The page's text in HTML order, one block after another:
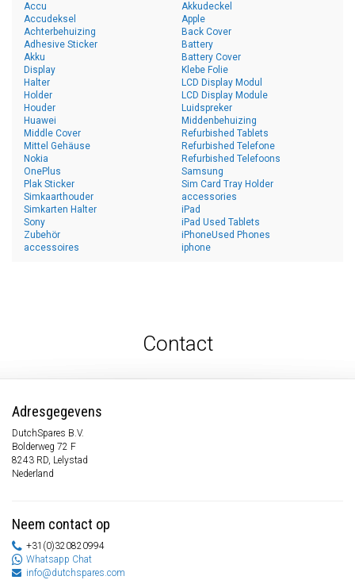
Accu
Accudeksel
Achterbehuizing
Adhesive Sticker
Akku
Akkudeckel
Apple
Back Cover
Battery
Battery Cover
Display
Halter
Holder
Houder
Huawei
Klebe Folie
LCD Display Modul
LCD Display Module
Luidspreker
Middenbehuizing
Middle Cover
Mittel Gehäuse
Nokia
OnePlus
Plak Sticker
Refurbished Tablets
Refurbished Telefone
Refurbished Telefoons
Samsung
Sim Card Tray Holder
Simkaarthouder
Simkarten Halter
Sony
Zubehör
accessoires
accessories
iPad
iPad Used Tablets
iPhoneUsed Phones
iphone
Contact
Adresgegevens
DutchSpares B.V.
Bolderweg 72 F
8243 RD, Lelystad
Nederland
Neem contact op
+31(0)320820994
Whatsapp Chat
info@dutchspares.com